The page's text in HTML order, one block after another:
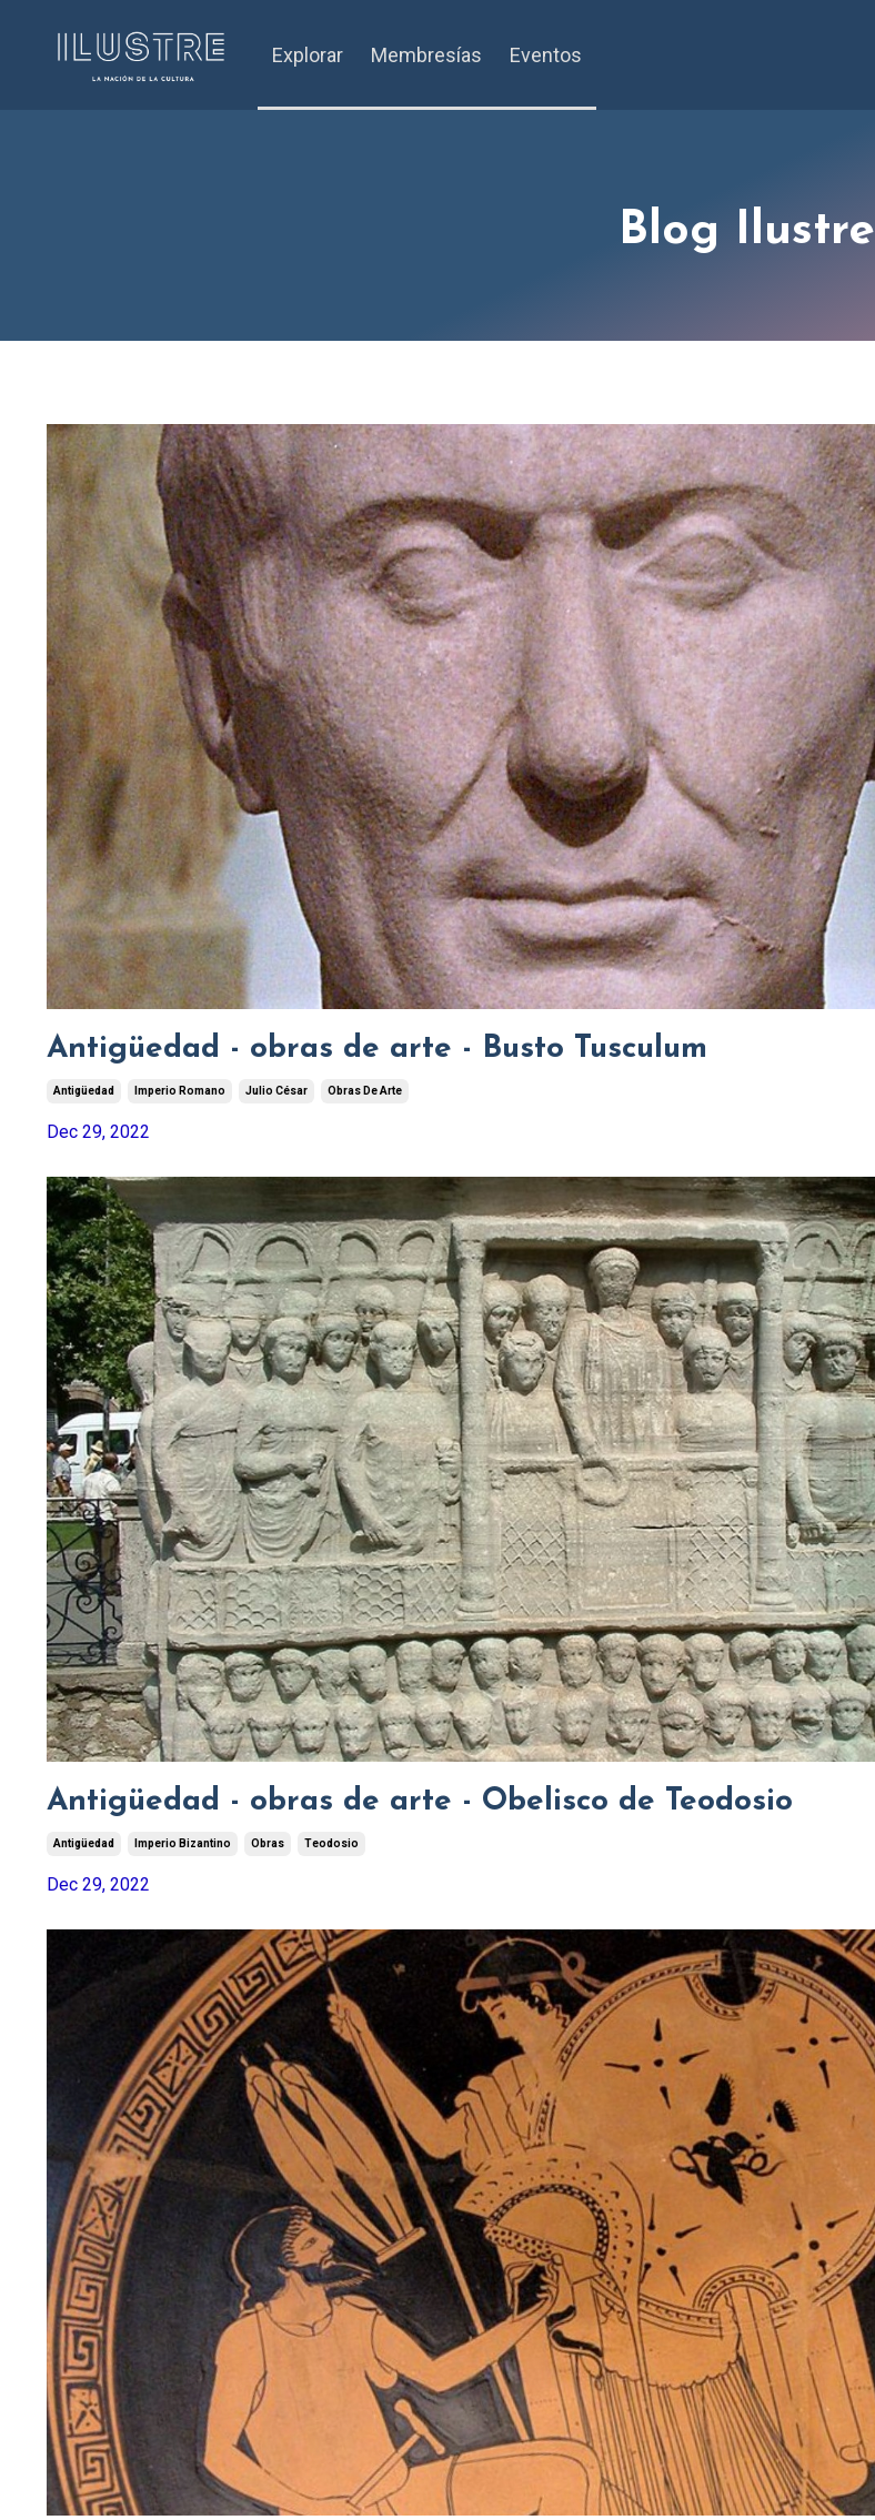
Explorar Membresías Eventos
Blog Ilustre
Antigüedad - obras de arte - Busto Tusculum
Antigüedad Imperio Romano Julio César Obras De Arte
Dec 29, 2022
Antigüedad - obras de arte - Obelisco de Teodosio
Antigüedad Imperio Bizantino Obras Teodosio
Dec 29, 2022